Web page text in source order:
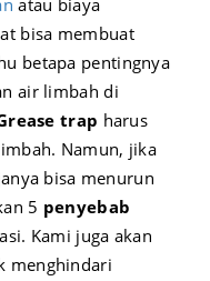
atau biaya
bisa membuat
betapa pentingnya
air limbah di
trap harus
Namun, jika
bisa menurun
5 penyebab
Kami juga akan
menghindari